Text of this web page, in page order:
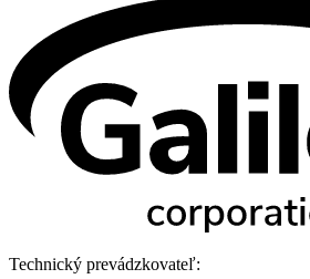
Technický prevádzkovateľ: